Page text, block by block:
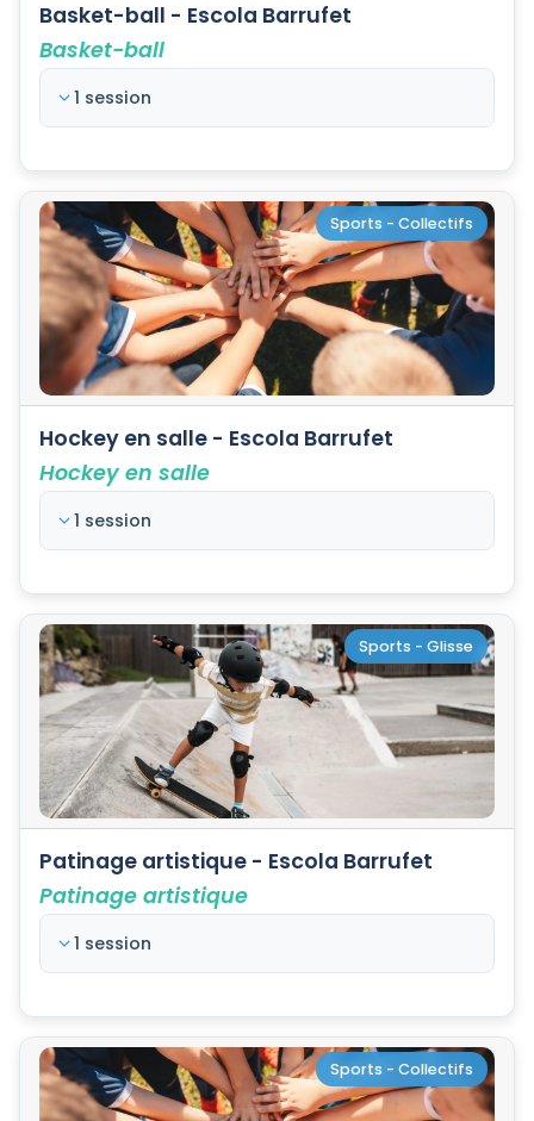
Basket-ball - Escola Barrufet
Basket-ball
1 session
Sports - Collectifs
Hockey en salle - Escola Barrufet
Hockey en salle
1 session
Sports - Glisse
Patinage artistique - Escola Barrufet
Patinage artistique
1 session
Sports - Collectifs